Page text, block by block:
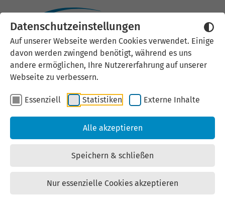
Datenschutzeinstellungen
Auf unserer Webseite werden Cookies verwendet. Einige
davon werden zwingend benötigt, während es uns
andere ermöglichen, Ihre Nutzererfahrung auf unserer
Webseite zu verbessern.
Essenziell Statistiken Externe Inhalte
Alle akzeptieren
Speichern & schließen
Nur essenzielle Cookies akzeptieren
Externen Inhalt laden
Wir verwenden auf unserer
Website externe Inhalte, um Ihnen
zusätzliche Informationen
anzubieten. Einige externe Inhalte
(z.B. Google Maps, Youtube)
können persönliche Daten (z.B. IP-
Mit der Bestätigung erklären Sie